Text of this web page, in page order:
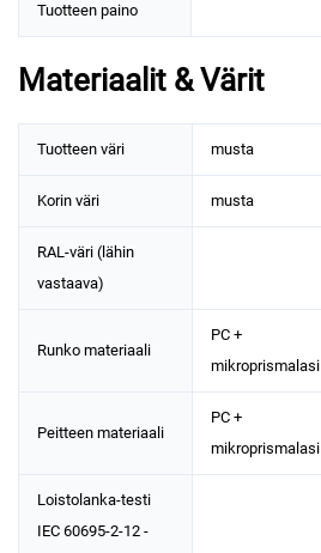
Tuotteen paino
Materiaalit & Värit
Tuotteen väri musta
Korin väri musta
RAL-väri (lähin
vastaava)
Runko materiaali
PC +
mikroprismalasi
Peitteen materiaali
PC +
mikroprismalasi
Loistolanka-testi
IEC 60695-2-12 -